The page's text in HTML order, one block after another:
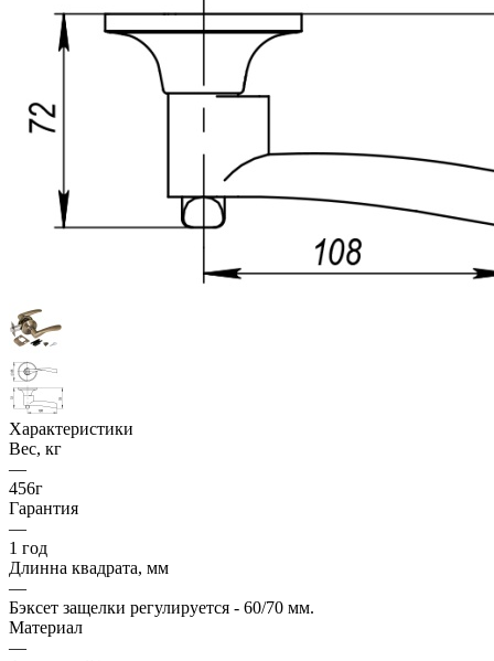
Характеристики
Вес, кг
—
456г
Гарантия
—
1 год
Длинна квадрата, мм
—
Бэксет защелки регулируется - 60/70 мм.
Материал
—